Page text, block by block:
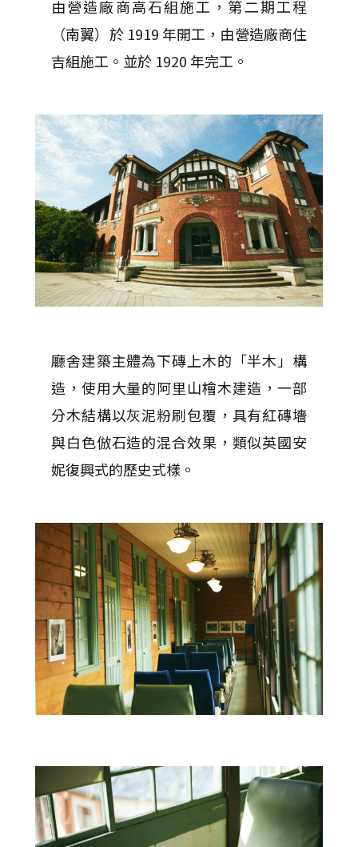
由營造廠商高石組施工，第二期工程
（南翼）於 1919 年開工，由營造廠商住
吉組施工。並於 1920 年完工。
廳舍建築主體為下磚上木的「半木」構
造，使用大量的阿里山檜木建造，一部
分木結構以灰泥粉刷包覆，具有紅磚墻
與白色倣石造的混合效果，類似英國安
妮復興式的歷史式樣。